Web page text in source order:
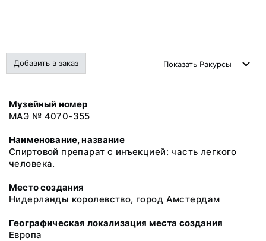
Добавить в заказ Показать Ракурсы
Музейный номер
МАЭ № 4070-355
Наименование, название
Спиртовой препарат с инъекцией: часть легкого
человека.
Место создания
Нидерланды королевство, город Амстердам
Географическая локализация места создания
Европа